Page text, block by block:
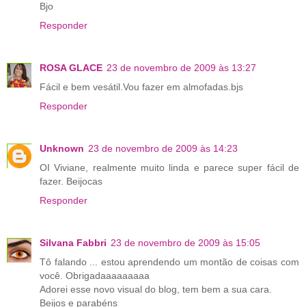
Bjo
Responder
ROSA GLACE 23 de novembro de 2009 às 13:27
Fácil e bem vesátil.Vou fazer em almofadas.bjs
Responder
Unknown 23 de novembro de 2009 às 14:23
OI Viviane, realmente muito linda e parece super fácil de
fazer. Beijocas
Responder
Silvana Fabbri 23 de novembro de 2009 às 15:05
Tô falando ... estou aprendendo um montão de coisas com
você. Obrigadaaaaaaaaa
Adorei esse novo visual do blog, tem bem a sua cara.
Beijos e parabéns